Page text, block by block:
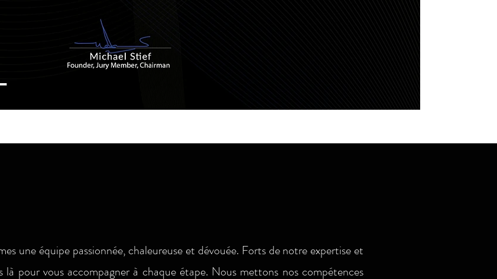
une équipe passionnée, chaleureuse et dévouée. Forts de notre expertise et
là pour vous accompagner à chaque étape. Nous mettons nos compétences